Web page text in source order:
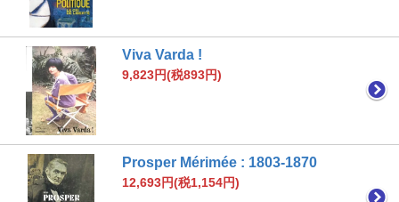
Viva Varda !
9,823円(税893円)
Prosper Mérimée : 1803-1870
12,693円(税1,154円)